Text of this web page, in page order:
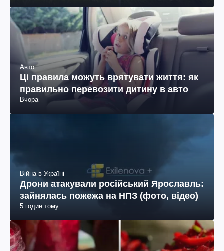
Авто
Ці правила можуть врятувати життя: як
правильно перевозити дитину в авто
Вчора
Війна в Україні
Дрони атакували російський Ярославль:
зайнялась пожежа на НПЗ (фото, відео)
5 годин тому